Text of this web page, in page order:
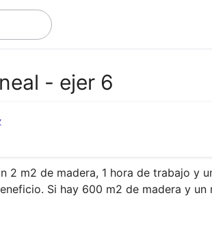
- ejer 6
2 m2 de madera, 1 hora de trabajo y
Si hay 600 m2 de madera y